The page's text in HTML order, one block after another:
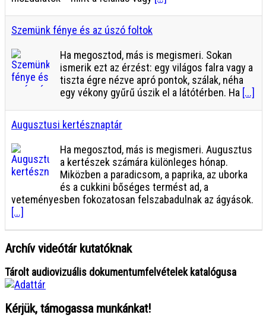
Szemünk fénye és az úszó foltok
Ha megosztod, más is megismeri. Sokan
ismerik ezt az érzést: egy világos falra vagy a
tiszta égre nézve apró pontok, szálak, néha
egy vékony gyűrű úszik el a látótérben. Ha [...]
Augusztusi kertésznaptár
Ha megosztod, más is megismeri. Augusztus
a kertészek számára különleges hónap.
Miközben a paradicsom, a paprika, az uborka
és a cukkini bőséges termést ad, a
veteményesben fokozatosan felszabadulnak az ágyások.
[...]
Archív videótár kutatóknak
Tárolt audiovizuális dokumentumfelvételek katalógusa
Kérjük, támogassa munkánkat!